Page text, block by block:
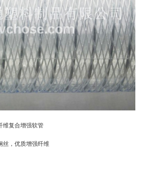
维复合增强软管
丝，优质增强纤维